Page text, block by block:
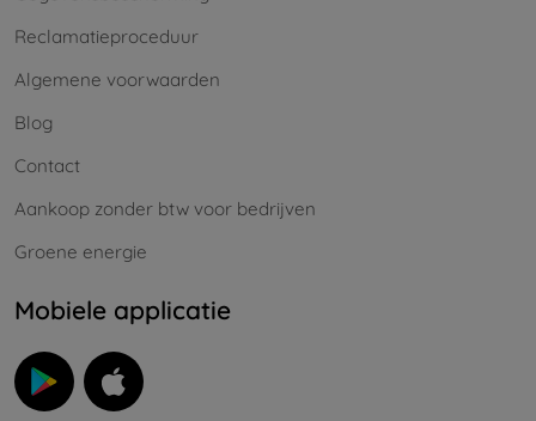
Reclamatieproceduur
Algemene voorwaarden
Blog
Contact
Aankoop zonder btw voor bedrijven
Groene energie
Mobiele applicatie